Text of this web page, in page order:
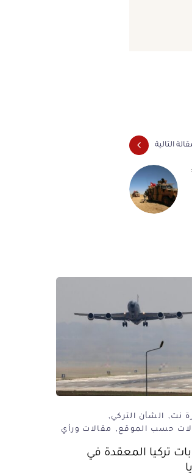
التالية
نت
الشأن التركي
حسب الموقع
مقالات ورأي
تركيا المعقدة في